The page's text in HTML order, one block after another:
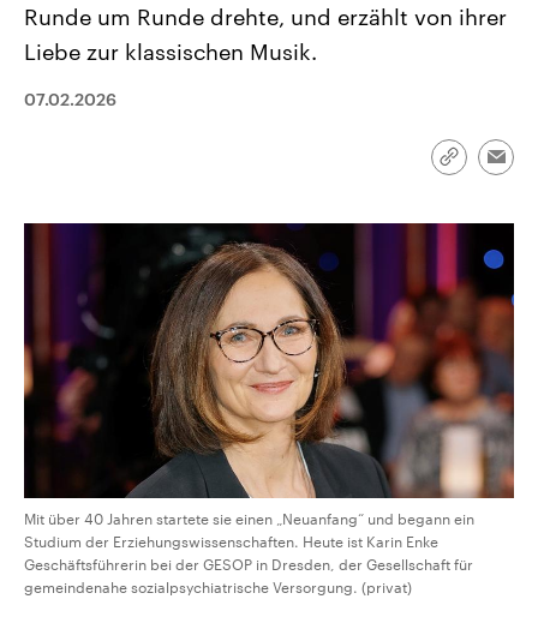
Landtagswahl Sachsen-Anhalt
2026
Alle Informationen
Landtag. Seit 2021 wird das
und Kandidaten der anstehenden
USA
Aktuelle Beiträge,
aktuelle Weltgeschehen.
Runde um Runde drehte, und erzählt von ihrer
Liebe zur klassischen Musik.
07.02.2026
Link
Mit über 40 Jahren startete sie einen „Neuanfang“ und begann ein
Studium der Erziehungswissenschaften. Heute ist Karin Enke
Geschäftsführerin bei der GESOP in Dresden, der Gesellschaft für
gemeindenahe sozialpsychiatrische Versorgung. (privat)